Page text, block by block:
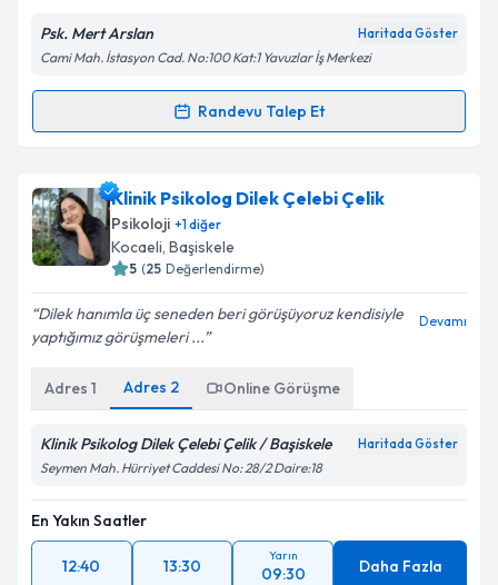
Kişisel verilerimin işlenmesine ilişkinAydınlatma
'ni okudum ve kişisel verilerimin belirtilen
kapsamda işlenmesini kabul ediyorum.
Takvim Talebini Gönder
Psk. Mert Arslan Haritada Göster
Cami Mah. İstasyon Cad. No:100 Kat:1 Yavuzlar İş Merkezi
Randevu Talep Et
Randevu Takvimi Talebi
Psk. Mert Arslaniçin randevu takvimi talebi
oluşturun. Size bu uzmandan randevu almanız için bir
takvim hazırlandığında e-posta ile bilgilendireceğiz.
Kişisel verilerimin işlenmesine ilişkin
Metni'ni okudum ve kişisel verilerimin belirtilen
kapsamda işlenmesini kabul ediyorum.
Klinik Psikolog Dilek Çelebi Çelik
Psikoloji +1diğer
Kocaeli, Başiskele
5 (25 Değerlendirme)
Dilek hanımla üç seneden beri görüşüyoruz kendisiyle
yaptığımız görüşmeleri ...
Devamı
Adres 1 Adres 2 Online Görüşme
Klinik Psikolog Dilek Çelebi Çelik / Başiskele Haritada Göster
Seymen Mah. Hürriyet Caddesi No: 28/2 Daire:18
En Yakın Saatler
12:40 13:30
Yarın
09:30 Daha Fazla